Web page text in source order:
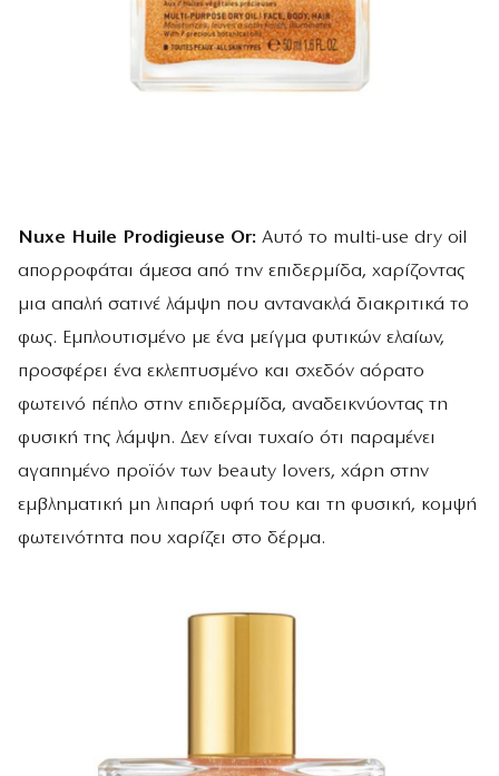
Nuxe Huile Prodigieuse Or: Αυτό το multi-use dry oil
απορροφάται άμεσα από την επιδερμίδα, χαρίζοντας
μια απαλή σατινέ λάμψη που αντανακλά διακριτικά το
φως. Εμπλουτισμένο με ένα μείγμα φυτικών ελαίων,
προσφέρει ένα εκλεπτυσμένο και σχεδόν αόρατο
φωτεινό πέπλο στην επιδερμίδα, αναδεικνύοντας τη
φυσική της λάμψη. Δεν είναι τυχαίο ότι παραμένει
αγαπημένο προϊόν των beauty lovers, χάρη στην
εμβληματική μη λιπαρή υφή του και τη φυσική, κομψή
φωτεινότητα που χαρίζει στο δέρμα.